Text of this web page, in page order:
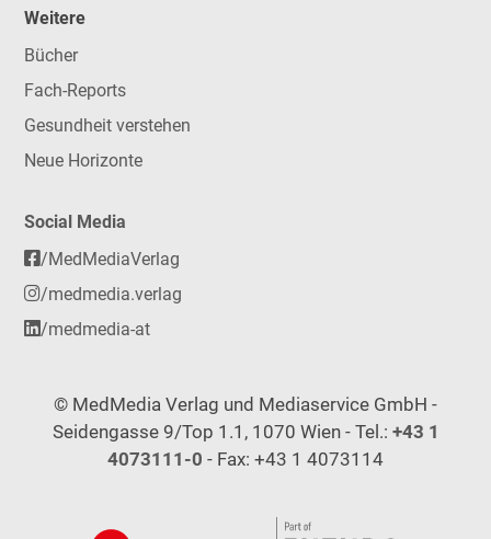
Weitere
Bücher
Fach-Reports
Gesundheit verstehen
Neue Horizonte
Social Media
/MedMediaVerlag
/medmedia.verlag
/medmedia-at
© MedMedia Verlag und Mediaservice GmbH -
Seidengasse 9/Top 1.1, 1070 Wien - Tel.: +43 1
4073111-0 - Fax: +43 1 4073114